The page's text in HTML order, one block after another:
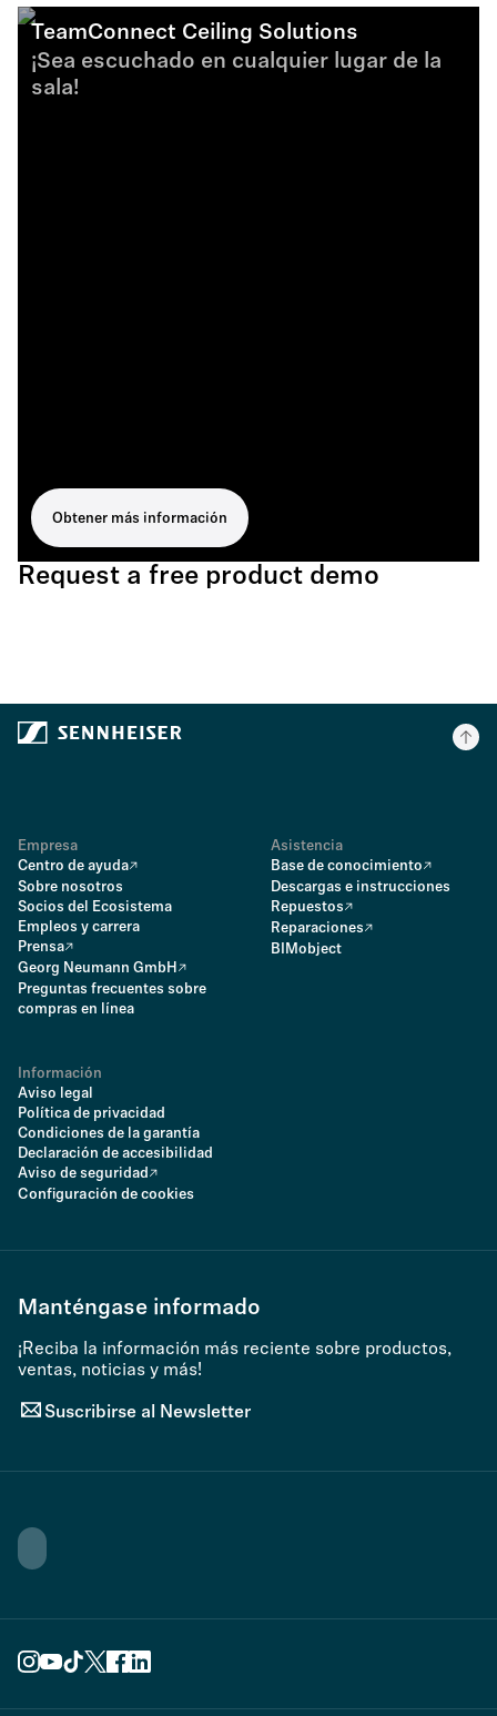
TeamConnect Ceiling Solutions
¡Sea escuchado en cualquier lugar de la
sala!
Obtener más información
Request a free product demo
Empresa
Centro de ayuda
Sobre nosotros
Socios del Ecosistema
Empleos y carrera
Prensa
Georg Neumann GmbH
Preguntas frecuentes sobre
compras en línea
Asistencia
Base de conocimiento
Descargas e instrucciones
Repuestos
Reparaciones
BIMobject
Información
Aviso legal
Política de privacidad
Condiciones de la garantía
Declaración de accesibilidad
Aviso de seguridad
Configuración de cookies
Manténgase informado
¡Reciba la información más reciente sobre productos,
ventas, noticias y más!
Suscribirse al Newsletter